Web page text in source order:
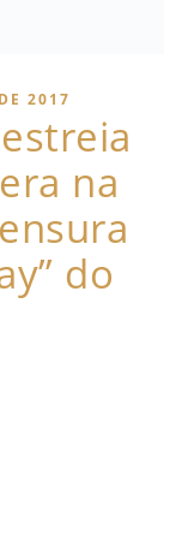
2017
na
do